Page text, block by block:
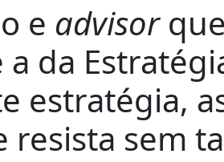
e advisor
da
estratégia,
resista sem